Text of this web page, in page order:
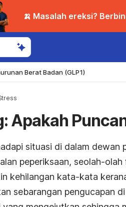
🍌 Masalah ereksi?
Berat Badan (GLP1)
Apakah
situasi di dalam dewan
peperiksaan, seolah-
kehilangan kata-kata
sebarangan pengucapan